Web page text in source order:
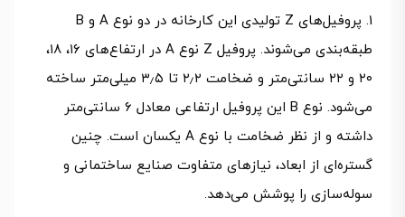
پروفیل‌های Z تولیدی این کارخانه در دو نوع A و B
طبقه‌بندی می‌شوند. پروفیل Z نوع A در ارتفاع‌های ۱۶، ۱۸،
۲۰ و ۲۲ سانتی‌متر و ضخامت ۲٫۲ تا ۳٫۵ میلی‌متر ساخته
می‌شود. نوع B این پروفیل ارتفاعی معادل ۶ سانتی‌متر
داشته و از نظر ضخامت با نوع A یکسان است. چنین
گستره‌ای از ابعاد، نیازهای متفاوت صنایع ساختمانی و
سوله‌سازی را پوشش می‌دهد.